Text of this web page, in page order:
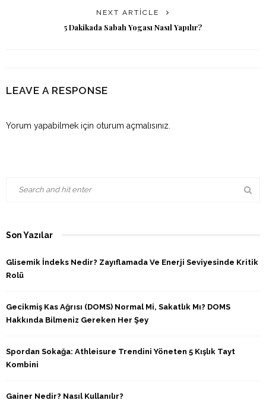
NEXT ARTICLE
5 Dakikada Sabah Yogası Nasıl Yapılır?
LEAVE A RESPONSE
Yorum yapabilmek için oturum açmalısınız
Son Yazılar
Glisemik İndeks Nedir? Zayıflamada Ve Enerji Seviyesinde Kritik
Rolü
Gecikmiş Kas Ağrısı (DOMS) Normal Mi, Sakatlık Mı? DOMS
Hakkında Bilmeniz Gereken Her Şey
Spordan Sokağa: Athleisure Trendini Yöneten 5 Kışlık Tayt
Kombini
Gainer Nedir? Nasıl Kullanılır?